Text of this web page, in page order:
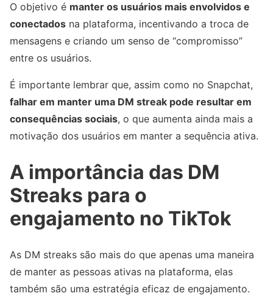
O objetivo é manter os usuários mais envolvidos e
conectados na plataforma, incentivando a troca de
mensagens e criando um senso de “compromisso”
entre os usuários.
É importante lembrar que, assim como no Snapchat,
falhar em manter uma DM streak pode resultar em
consequências sociais, o que aumenta ainda mais a
motivação dos usuários em manter a sequência ativa.
A importância das DM
Streaks para o
engajamento no TikTok
As DM streaks são mais do que apenas uma maneira
de manter as pessoas ativas na plataforma, elas
também são uma estratégia eficaz de engajamento.